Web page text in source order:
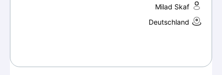
Milad Skaf
Deutschland